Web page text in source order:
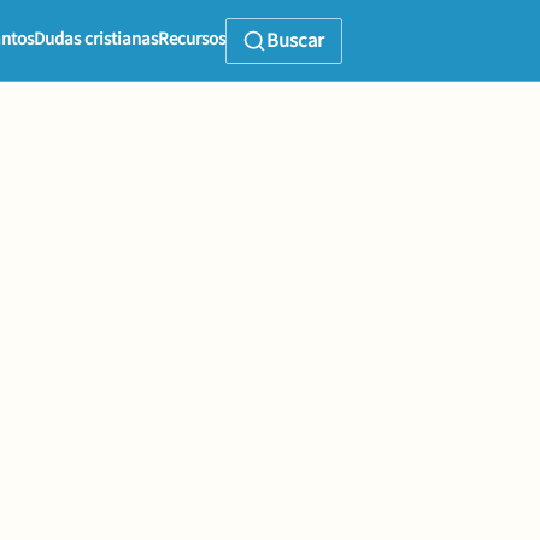
Dudas cristianasRecursos Buscar